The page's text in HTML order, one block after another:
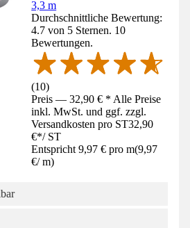
3,3 m
Durchschnittliche Bewertung:
4.7 von 5 Sternen. 10
Bewertungen.
(10)
Preis — 32,90 € * Alle Preise
inkl. MwSt. und ggf. zzgl.
Versandkosten pro ST32,90
€*/ ST
Entspricht 9,97 € pro m(9,97
€/ m)